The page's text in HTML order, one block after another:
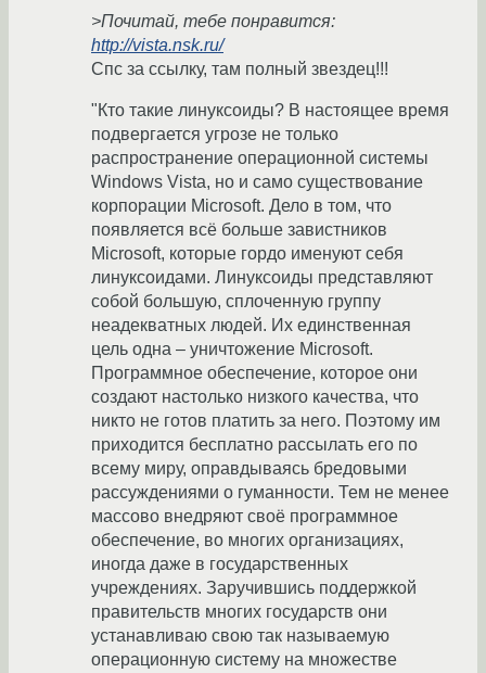
>Почитай, тебе понравится:
http://vista.nsk.ru/
Спс за ссылку, там полный звездец!!!
"Кто такие линуксоиды? В настоящее время
подвергается угрозе не только
распространение операционной системы
Windows Vista, но и само существование
корпорации Microsoft. Дело в том, что
появляется всё больше завистников
Microsoft, которые гордо именуют себя
линуксоидами. Линуксоиды представляют
собой большую, сплоченную группу
неадекватных людей. Их единственная
цель одна – уничтожение Microsoft.
Программное обеспечение, которое они
создают настолько низкого качества, что
никто не готов платить за него. Поэтому им
приходится бесплатно рассылать его по
всему миру, оправдываясь бредовыми
рассуждениями о гуманности. Тем не менее
массово внедряют своё программное
обеспечение, во многих организациях,
иногда даже в государственных
учреждениях. Заручившись поддержкой
правительств многих государств они
устанавливаю свою так называемую
операционную систему на множестве